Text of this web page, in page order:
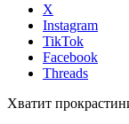
X
Instagram
TikTok
Facebook
Threads
Хватит